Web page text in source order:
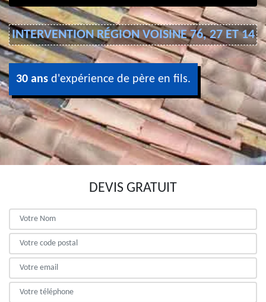
INTERVENTION RÉGION VOISINE 76, 27 ET 14
30 ans d'expérience de père en fils.
DEVIS GRATUIT